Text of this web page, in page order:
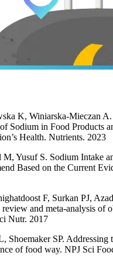
K, Winiarska-Mieczan
Sodium in Food Products
Health. Nutrients. 2023
Yusuf S. Sodium Intake
Based on the Current
F, Surkan PJ,
and meta-analysis of
Nutr. 2017
Shoemaker SP. Addressing
of food way. NPJ Sci